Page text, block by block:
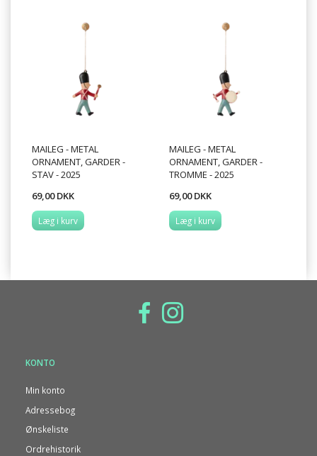
MAILEG - METAL
ORNAMENT, GARDER -
STAV - 2025
69,00 DKK
Læg i kurv
MAILEG - METAL
ORNAMENT, GARDER -
TROMME - 2025
69,00 DKK
Læg i kurv
KONTO
Min konto
Adressebog
Ønskeliste
Ordrehistorik